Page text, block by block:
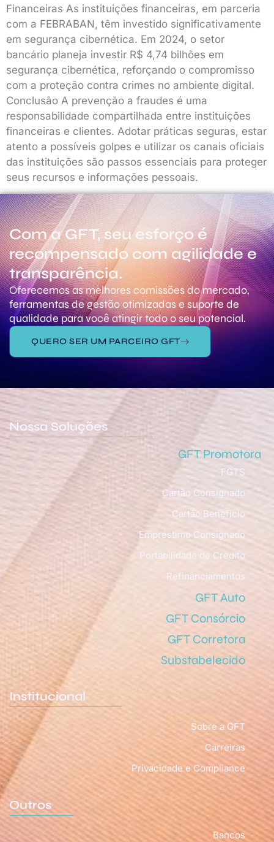
Financeiras As instituições financeiras, em parceria
com a FEBRABAN, têm investido significativamente
em segurança cibernética. Em 2024, o setor
bancário planeja investir R$ 4,74 bilhões em
segurança cibernética, reforçando o compromisso
com a proteção contra crimes no ambiente digital.
Conclusão A prevenção a fraudes é uma
responsabilidade compartilhada entre instituições
financeiras e clientes. Adotar práticas seguras, estar
atento a possíveis golpes e utilizar os canais oficiais
das instituições são passos essenciais para proteger
seus recursos e informações pessoais.
Com a GFT, seu esforço é
recompensado com agilidade e
transparência.
Oferecemos as melhores comissões do mercado,
ferramentas de gestão otimizadas e suporte de
qualidade para você atingir todo o seu potencial.
QUERO SER UM PARCEIRO GFT
Nossa Soluções
GFT Promotora
FGTS
Cartão Consignado
Cartão Benefício
Empréstimo Consignado
Portabilidade de Crédito
Refinanciamentos
GFT Auto
GFT Consórcio
GFT Corretora
Substabelecido
Institucional
Sobre a GFT
Carreiras
Privacidade e Compliance
Outros
Bancos